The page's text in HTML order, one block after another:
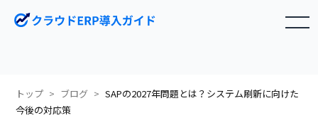
toggle navigation
トップ ブログ
SAPの2027年問題とは？システム刷新に向けた
今後の対応策